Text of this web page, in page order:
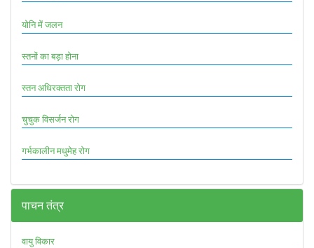
योनि में जलन
स्तनों का बड़ा होना
स्तन अधिरक्तता रोग
चुचुक विसर्जन रोग
गर्भकालीन मधुमेह रोग
पाचन तंत्र
वायु विकार